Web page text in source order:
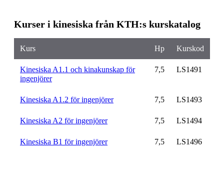
Kurser i kinesiska från KTH:s kurskatalog
Kurs Hp Kurskod
Kinesiska A1.1 och kinakunskap för
ingenjörer
7,5 LS1491
Kinesiska A1.2 för ingenjörer 7,5 LS1493
Kinesiska A2 för ingenjörer 7,5 LS1494
Kinesiska B1 för ingenjörer 7,5 LS1496